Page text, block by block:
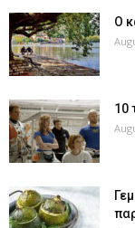
Ο
10